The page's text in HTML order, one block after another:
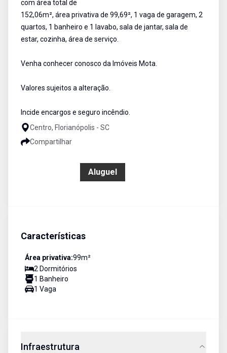
com área total de
152,06m², área privativa de 99,69², 1 vaga de garagem, 2
quartos, 1 banheiro e 1 lavabo, sala de jantar, sala de
estar, cozinha, área de serviço.
Venha conhecer conosco da Imóveis Mota.
Valores sujeitos a alteração.
Incide encargos e seguro incêndio.
Centro, Florianópolis - SC
Compartilhar
Aluguel
Características
Área privativa:99m²
2 Dormitórios
1 Banheiro
1 Vaga
Infraestrutura